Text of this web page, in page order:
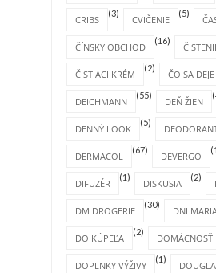
CRIBS
(3)
CVIČENIE
(5)
ČÍNSKY OBCHOD
(16)
ČISTIACI KRÉM
(2)
ČO SA DEJE
DEICHMANN
(55)
DEŇ ŽIEN
DENNÝ LOOK
(5)
DERMACOL
(67)
DEVERGO
DIFUZÉR
(1)
DISKUSIA
(2)
DM DROGERIE
(30)
DNI
DO KÚPEĽA
(2)
DOMÁCNOSŤ
DOPLNKY VÝŽIVY
(1)